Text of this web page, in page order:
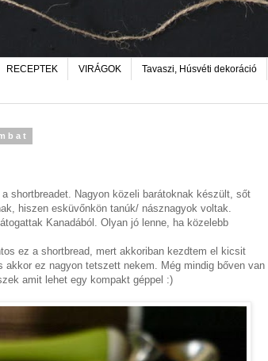
RECEPTEK VIRÁGOK Tavaszi, Húsvéti dekoráció
shortbreadet. Nagyon közeli barátoknak készült, sőt
hiszen esküvőnkön tanúk/ násznagyok voltak.
Kanadából. Olyan jó lenne, ha közelebb
ez a shortbread, mert akkoriban kezdtem el kicsit
akkor ez nagyon tetszett nekem. Még mindig bőven van
amit lehet egy kompakt géppel :)